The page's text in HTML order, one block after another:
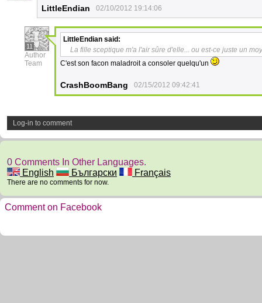
LittleEndian 02/10/2012 19:14:06
11
Author
Team
LittleEndian said:
La fille sceptique m'a l'air sûre d'elle... ou est-ce juste un
C'est son facon maladroit a consoler quelqu'un
CrashBoomBang 02/15/2012 09:42:41
Log-in to comment
0 Comments In Other Languages.
English
Български Français
There are no comments for now.
Comment on Facebook